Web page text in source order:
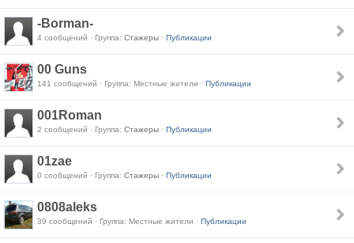
-Borman-
4 сообщений · Группа: Стажеры · Публикации
00 Guns
141 сообщений · Группа: Местные жители · Публикации
001Roman
2 сообщений · Группа: Стажеры · Публикации
01zae
0 сообщений · Группа: Стажеры · Публикации
0808aleks
39 сообщений · Группа: Местные жители · Публикации